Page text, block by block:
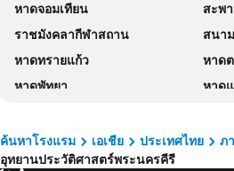
หาดจอมเทียน
สะพา
ราชมังคลากีฬาสถาน
สนา
หาดทรายแก้ว
หาด
หาดพัทยา
หาด
พัทยากลาง
สนา
อ่าวมะนาว
ค้นหาโรงแรม เอเชีย ประเทศไทย ภ
อุทยานประวัติศาสตร์พระนครคีรี